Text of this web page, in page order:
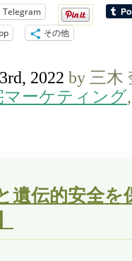
Telegram
その他
2022 by 三木
マーケティング
遺伝的安全